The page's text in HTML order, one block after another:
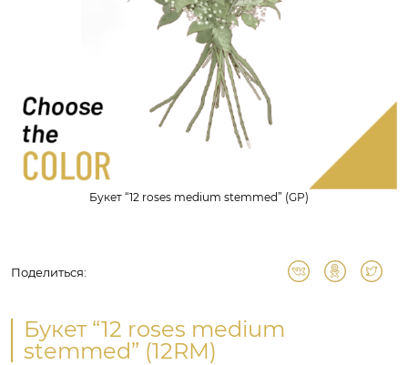
Букет “12 roses medium stemmed” (GP)
Поделиться:
Букет “12 roses medium
stemmed” (12RM)